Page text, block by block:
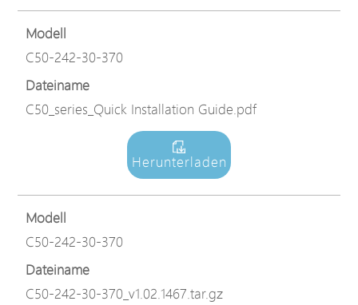
Modell
C50-242-30-370
Dateiname
C50_series_Quick Installation Guide.pdf
Herunterladen
Modell
C50-242-30-370
Dateiname
C50-242-30-370_v1.02.1467.tar.gz